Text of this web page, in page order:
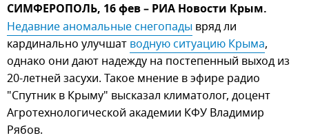
СИМФЕРОПОЛЬ, 16 фев – РИА Новости Крым.
Недавние аномальные снегопады вряд ли
кардинально улучшат водную ситуацию Крыма,
однако они дают надежду на постепенный выход из
20-летней засухи. Такое мнение в эфире радио
"Спутник в Крыму" высказал климатолог, доцент
Агротехнологической академии КФУ Владимир
Рябов.